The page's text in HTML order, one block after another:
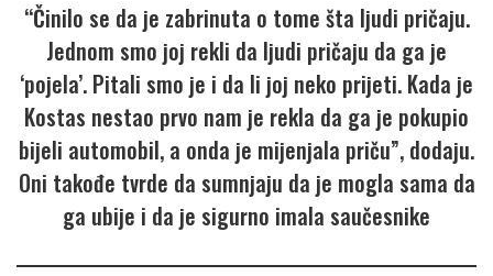
“Činilo se da je zabrinuta o tome šta ljudi pričaju.
Jednom smo joj rekli da ljudi pričaju da ga je
‘pojela’. Pitali smo je i da li joj neko prijeti. Kada je
Kostas nestao prvo nam je rekla da ga je pokupio
bijeli automobil, a onda je mijenjala priču”, dodaju.
Oni takođe tvrde da sumnjaju da je mogla sama da
ga ubije i da je sigurno imala saučesnike